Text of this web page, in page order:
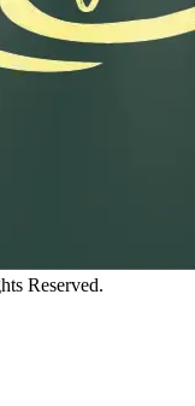
Reserved.